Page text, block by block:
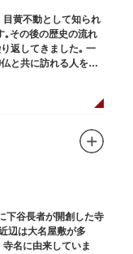
黄不動として知られ
｡その後の歴史の流れ
返してきました｡ 一
と共に訪れる人を静
下谷長者が開創した寺
辺は大名屋敷が多
名に由来していま